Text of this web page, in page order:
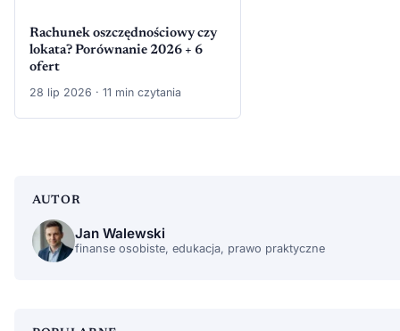
Rachunek oszczędnościowy czy
lokata? Porównanie 2026 + 6
ofert
28 lip 2026 · 11 min czytania
AUTOR
Jan Walewski
finanse osobiste, edukacja, prawo praktyczne